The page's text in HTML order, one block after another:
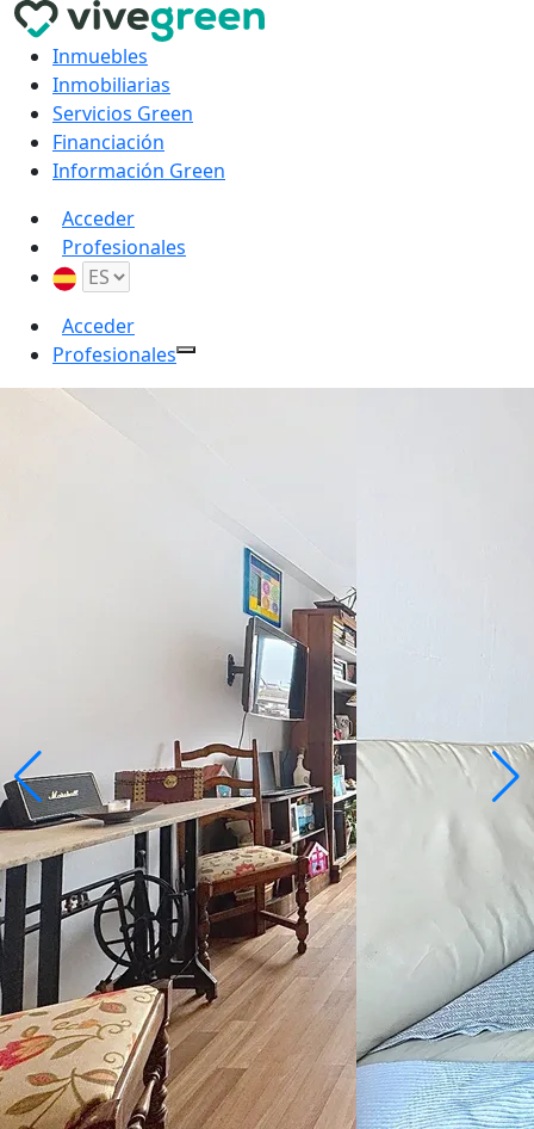
Inmuebles
Inmobiliarias
Servicios Green
Financiación
Información Green
Acceder
Profesionales
Acceder
Profesionales